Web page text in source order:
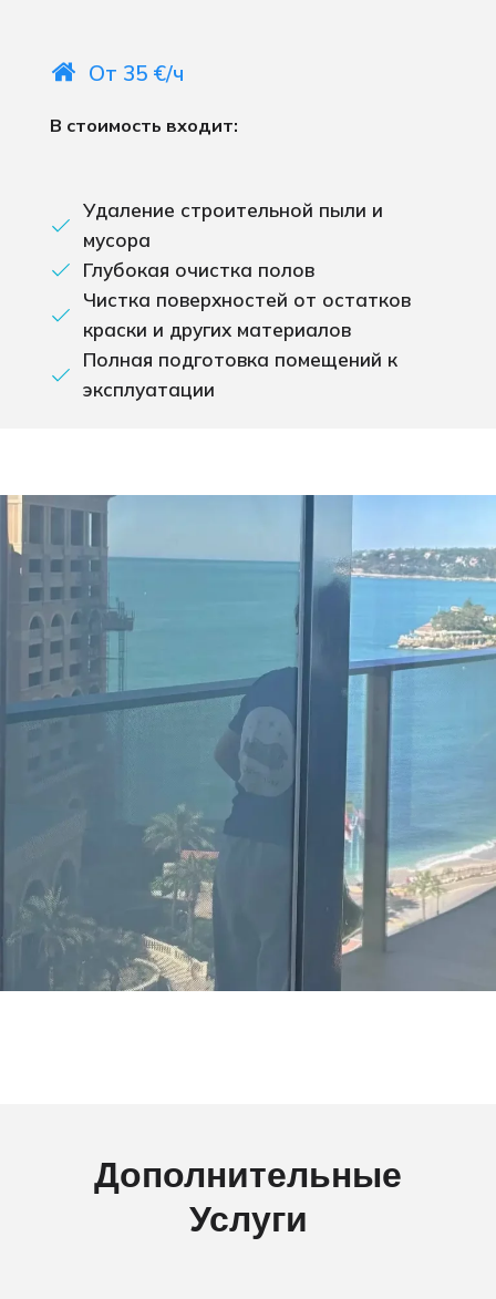
От 35 €/ч
В стоимость входит:
Удаление строительной пыли и
мусора
Глубокая очистка полов
Чистка поверхностей от остатков
краски и других материалов
Полная подготовка помещений к
эксплуатации
Дополнительные
Услуги